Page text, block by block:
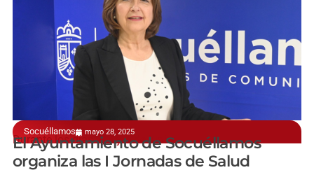
Socuéllamos mayo 28, 2025
Durante los días 2, 3 y 4 de junio
El Ayuntamiento de Socuéllamos
organiza las I Jornadas de Salud